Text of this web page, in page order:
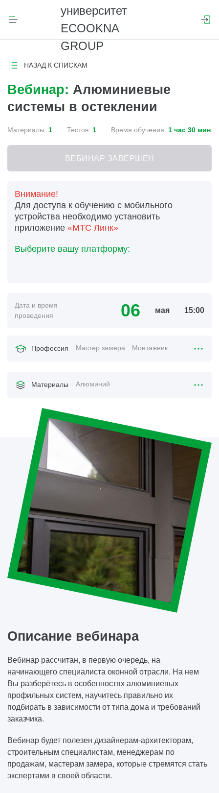
НАЗАД К СПИСКАМ
Вебинар: Алюминиевые
системы в остеклении
Материалы: 1 Тестов: 1 Время обучения: 1 час 30 мин
ВЕБИНАР ЗАВЕРШЕН
Внимание!
Для доступа к обучению с мобильного
устройства необходимо установить
приложение «МТС Линк»
Выберите вашу платформу:
Дата и время
проведения
06 мая 15:00
Профессия Мастер замера Монтажник Менеджер
Материалы Алюминий
Описание вебинара
Вебинар рассчитан, в первую очередь, на
начинающего специалиста оконной отрасли. На нем
Вы разберётесь в особенностях алюминиевых
профильных систем, научитесь правильно их
подбирать в зависимости от типа дома и требований
заказчика.
Вебинар будет полезен дизайнерам-архитекторам,
строительным специалистам, менеджерам по
продажам, мастерам замера, которые стремятся стать
экспертами в своей области.